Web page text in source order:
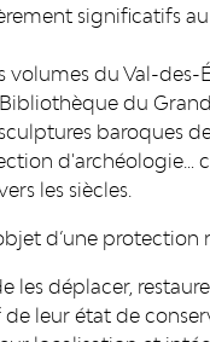
significatifs
volumes du Val-des-
du
baroques
d'archéologie…
les siècles.
d’une protection
les déplacer,
leur état de